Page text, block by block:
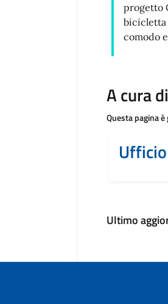
progetto
bicicletta
comodo
A cura di
Questa pagina
Ultimo